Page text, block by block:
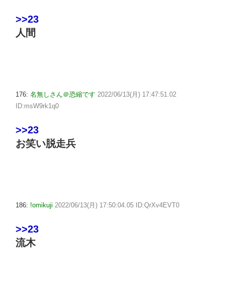
>>23
人間
176: 名無しさん＠恐縮です 2022/06/13(月) 17:47:51.02
ID:msW9rk1q0
>>23
お笑い脱走兵
186: !omikuji 2022/06/13(月) 17:50:04.05 ID:QrXv4EVT0
>>23
流木